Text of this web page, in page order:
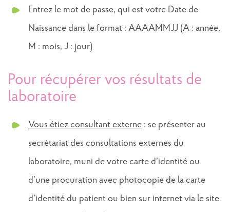
Entrez le mot de passe, qui est votre Date de
Naissance dans le format : AAAAMMJJ (A : année,
M : mois, J : jour)
Pour récupérer vos résultats de
laboratoire
Vous étiez consultant externe : se présenter au
secrétariat des consultations externes du
laboratoire, muni de votre carte d’identité ou
d’une procuration avec photocopie de la carte
d’identité du patient ou bien sur internet via le site